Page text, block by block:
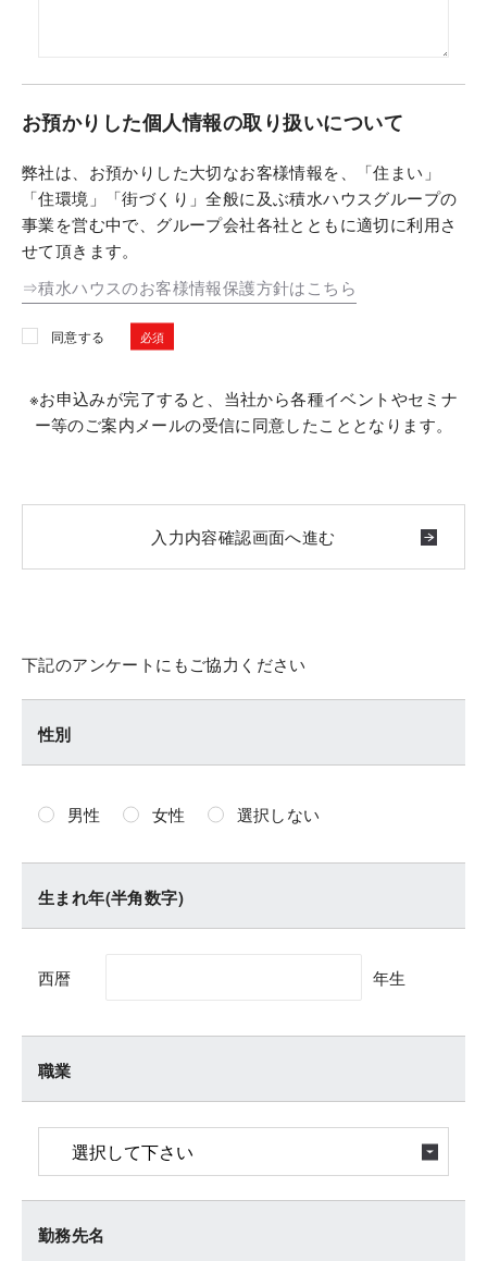
お預かりした個人情報の取り扱いについて
弊社は、お預かりした大切なお客様情報を、「住まい」
「住環境」「街づくり」全般に及ぶ積水ハウスグループの
事業を営む中で、グループ会社各社とともに適切に利用さ
せて頂きます。
⇒積水ハウスのお客様情報保護方針はこちら
同意する
※お申込みが完了すると、当社から各種イベントやセミナ
ー等のご案内メールの受信に同意したこととなります。
入力内容確認画面へ進む
下記のアンケートにもご協力ください
性別
男性 女性 選択しない
生まれ年(半角数字)
西暦 年生
職業
勤務先名